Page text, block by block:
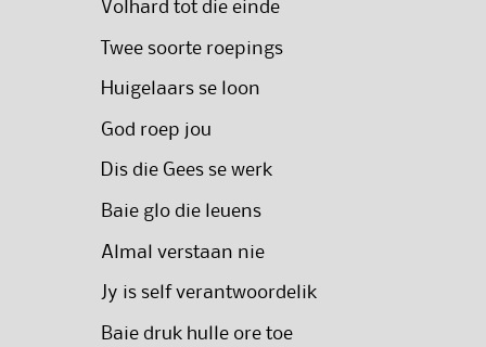
Volhard tot die einde
Twee soorte roepings
Huigelaars se loon
God roep jou
Dis die Gees se werk
Baie glo die leuens
Almal verstaan nie
Jy is self verantwoordelik
Baie druk hulle ore toe